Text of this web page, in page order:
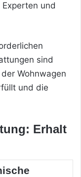
und
sind
Wohnwagen
und die
Erhalt